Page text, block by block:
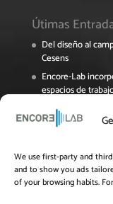
We use first-party and
and to show you ads
of your browsing habits.
Útimas
Del diseño al
Cesens
Encore-Lab
espacios de
Encore Lab
digitalización y
Jornada Online
eficiencia en el